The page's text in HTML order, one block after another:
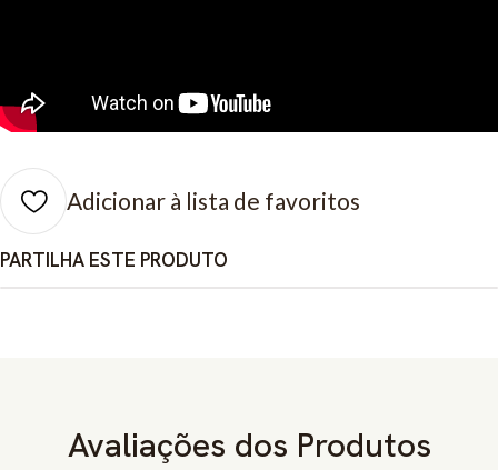
Adicionar à lista de favoritos
PARTILHA ESTE PRODUTO
Avaliações dos Produtos